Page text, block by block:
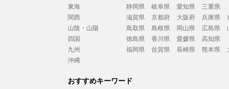
東海
静岡県 岐阜県 愛知県
三重県
関西
滋賀県 京都府 大阪府 兵庫県
山陰・山陽
鳥取県 島根県 岡山県 広島県
四国
徳島県 香川県 愛媛県
高知県
九州
福岡県 佐賀県 長崎県 熊本県
沖縄
おすすめキーワード